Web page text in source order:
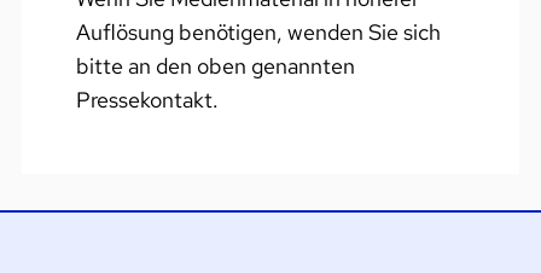
Auflösung benötigen, wenden Sie sich
bitte an den oben genannten
Pressekontakt.